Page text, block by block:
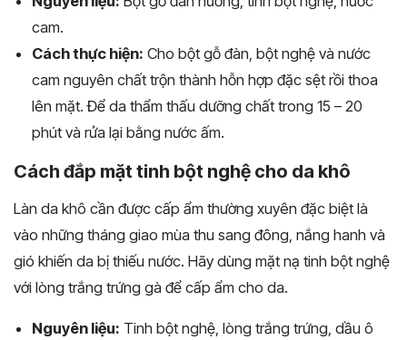
cam.
Cách thực hiện: Cho bột gỗ đàn, bột nghệ và nước
cam nguyên chất trộn thành hỗn hợp đặc sệt rồi thoa
lên mặt. Để da thẩm thấu dưỡng chất trong 15 – 20
phút và rửa lại bằng nước ấm.
Cách đắp mặt tinh bột nghệ cho da khô
Làn da khô cần được cấp ẩm thường xuyên đặc biệt là
vào những tháng giao mùa thu sang đông, nắng hanh và
gió khiến da bị thiếu nước. Hãy dùng mặt nạ tinh bột nghệ
với lòng trắng trứng gà để cấp ẩm cho da.
Nguyên liệu: Tinh bột nghệ, lòng trắng trứng, dầu ô